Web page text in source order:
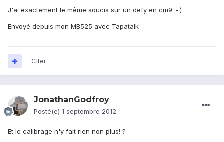
J'ai exactement le même soucis sur un defy en cm9 :-(
Envoyé depuis mon MB525 avec Tapatalk
Citer
JonathanGodfroy
Posté(e) 1 septembre 2012
Et le calibrage n'y fait rien non plus! ?